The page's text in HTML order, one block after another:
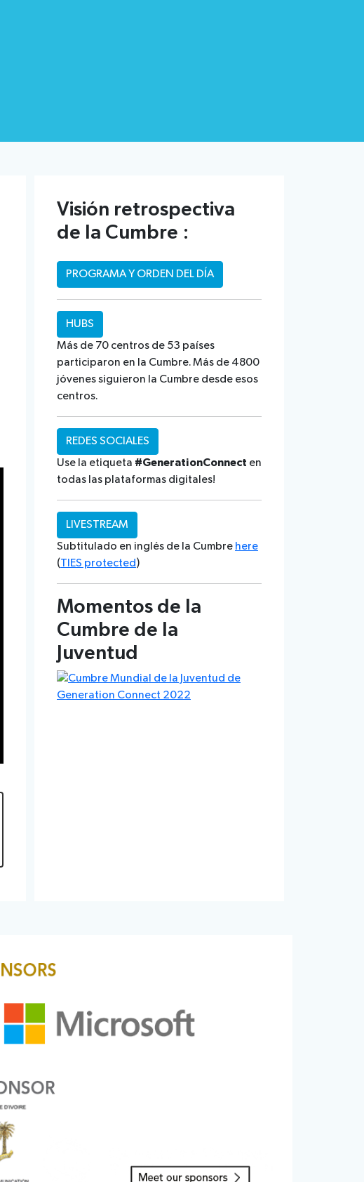
Visión retrospectiva
de la Cumbre :
PROGRAMA Y ORDEN DEL DÍA
HUBS
Más de 70 centros de 53 países
participaron en la Cumbre. Más de 4800
jóvenes siguieron la Cumbre desde esos
centros.
REDES SOCIALES
Use la etiqueta #GenerationConnect en
todas las plataformas digitales!
LIVESTREAM
Subtitulado en inglés de la Cumbre here
(TIES protected)
Momentos de la
Cumbre de la
Juventud